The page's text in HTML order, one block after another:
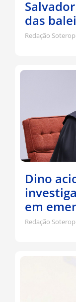
das
Redação
Dino
em
Redação